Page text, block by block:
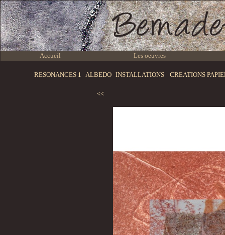
Accueil Les oeuvres
RESONANCES 1 ALBEDO INSTALLATIONS CREATIONS
<<